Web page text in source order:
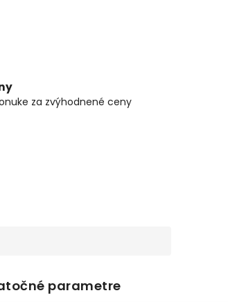
za zvýhodnené ceny
parametre